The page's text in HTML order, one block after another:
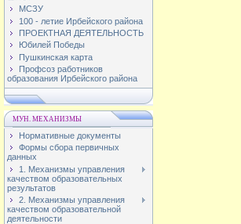
МСЗУ
100 - летие Ирбейского района
ПРОЕКТНАЯ ДЕЯТЕЛЬНОСТЬ
Юбилей Победы
Пушкинская карта
Профсоз работников
образования Ирбейского района
МУН. МЕХАНИЗМЫ
Нормативные документы
Формы сбора первичных
данных
1. Механизмы управления
качеством образовательных
результатов
2. Механизмы управления
качеством образовательной
деятельности